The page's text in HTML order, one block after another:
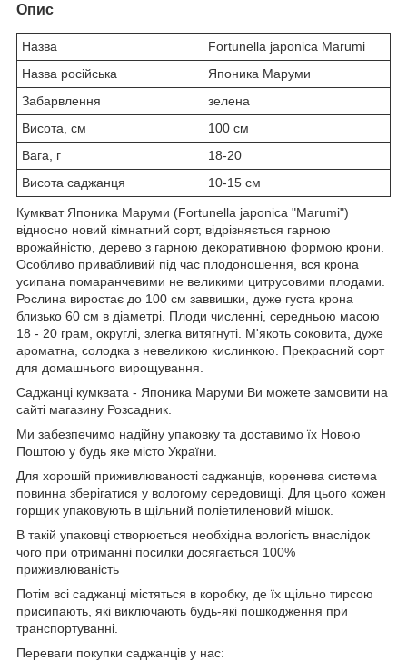
Опис
Назва
Fortunella japonica Marumi
Назва російська
Японика Маруми
Забарвлення
зелена
Висота, см
100 см
Вага, г
18-20
Висота саджанця
10-15 см
Кумкват Японика Маруми (Fortunella japonica "Marumi")
відносно новий кімнатний сорт, відрізняється гарною
врожайністю, дерево з гарною декоративною формою крони.
Особливо привабливий під час плодоношення, вся крона
усипана помаранчевими не великими цитрусовими плодами.
Рослина виростає до 100 см заввишки, дуже густа крона
близько 60 см в діаметрі. Плоди численні, середньою масою
18 - 20 грам, округлі, злегка витягнуті. М'якоть соковита, дуже
ароматна, солодка з невеликою кислинкою. Прекрасний сорт
для домашнього вирощування.
Саджанці кумквата - Японика Маруми Ви можете замовити на
сайті магазину Розсадник.
Ми забезпечимо надійну упаковку та доставимо їх Новою
Поштою у будь яке місто України.
Для хорошій приживлюваності саджанців, коренева система
повинна зберігатися у вологому середовищі. Для цього кожен
горщик упаковують в щільний поліетиленовий мішок.
В такій упаковці створюється необхідна вологість внаслідок
чого при отриманні посилки досягається 100%
приживлюваність
Потім всі саджанці містяться в коробку, де їх щільно тирсою
присипають, які виключають будь-які пошкодження при
транспортуванні.
Переваги покупки саджанців у нас: